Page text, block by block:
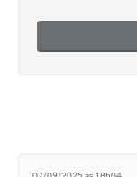
Tramitação de
SIM - Serviço de